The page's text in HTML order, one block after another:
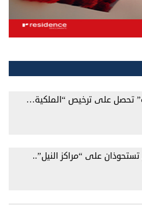
تحصل على ترخيص “الملكية…
على “مراكز النيل”..